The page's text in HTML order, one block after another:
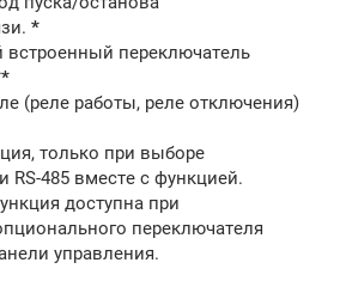
*
переключатель
(реле работы, реле отключения)
только при выборе
RS-485 вместе с функцией.
доступна при
переключателя
управления.